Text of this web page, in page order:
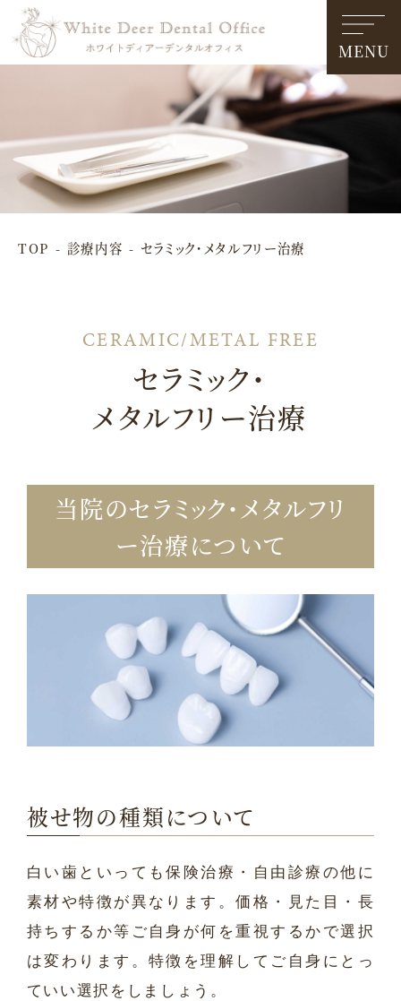
TOP 診療内容 セラミック・メタルフリー治療
セラミック・
メタルフリー治療
当院のセラミック・メタルフリ
ー治療について
被せ物の種類について
白い歯といっても保険治療・自由診療の他に
素材や特徴が異なります。価格・見た目・長
持ちするか等ご自身が何を重視するかで選択
は変わります。特徴を理解してご自身にとっ
ていい選択をしましょう。
MENU